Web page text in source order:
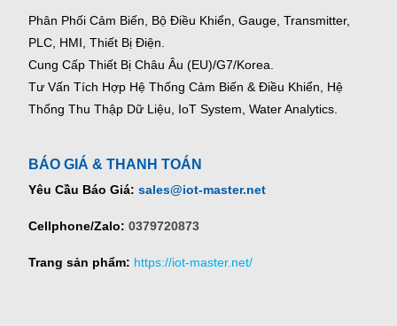
Phân Phối Cảm Biến, Bộ Điều Khiển, Gauge, Transmitter,
PLC, HMI, Thiết Bị Điện.
Cung Cấp Thiết Bị Châu Âu (EU)/G7/Korea.
Tư Vấn Tích Hợp Hệ Thống Cảm Biến & Điều Khiển, Hệ
Thống Thu Thập Dữ Liệu, IoT System, Water Analytics.
BÁO GIÁ & THANH TOÁN
Yêu Cầu Báo Giá: sales@iot-master.net
Cellphone/Zalo: 0379720873
Trang sản phẩm: https://iot-master.net/